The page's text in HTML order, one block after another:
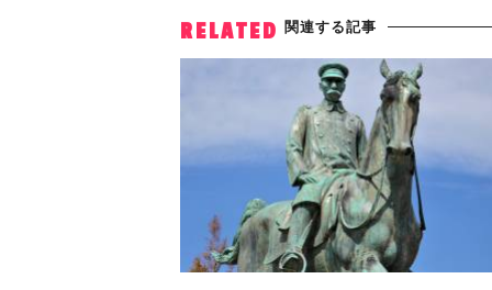
RELATED 関連する記事